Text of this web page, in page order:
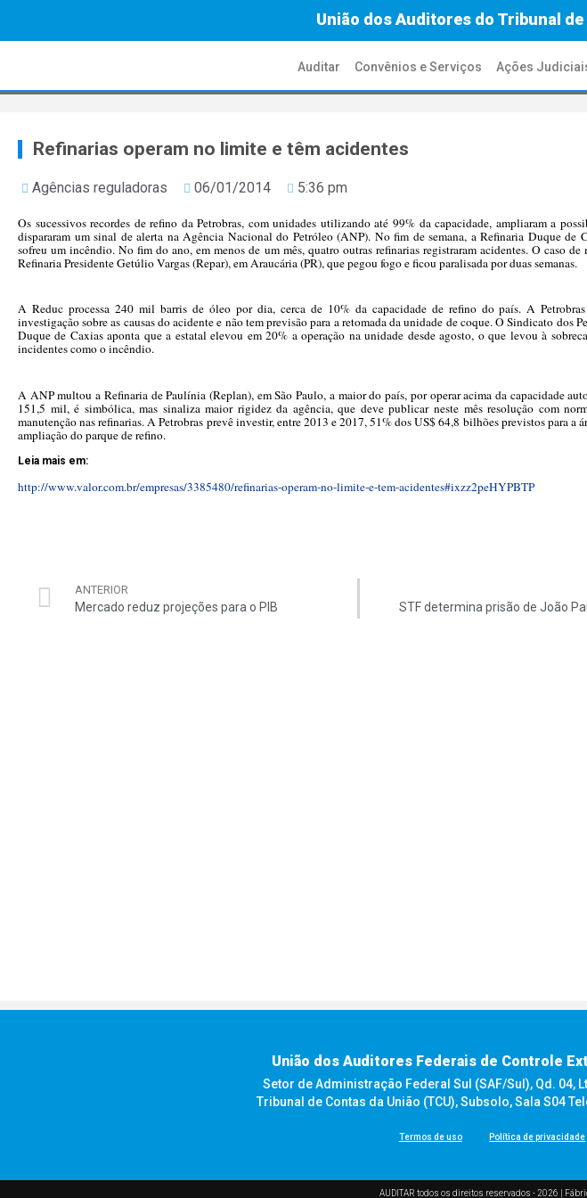
União dos Auditores do Tribunal de
Auditar Convênios e Serviços Ações
Refinarias operam no limite e têm acidentes
Agências reguladoras 06/01/2014 5:36 pm
Os sucessivos recordes de refino da Petrobras, com unidades utilizando até 99% da capacidade, ampliaram a
dispararam um sinal de alerta na Agência Nacional do Petróleo (ANP). No fim de semana, a Refinaria Duque de
sofreu um incêndio. No fim do ano, em menos de um mês, quatro outras refinarias registraram acidentes. O caso
Refinaria Presidente Getúlio Vargas (Repar), em Araucária (PR), que pegou fogo e ficou paralisada por duas semanas.
A Reduc processa 240 mil barris de óleo por dia, cerca de 10% da capacidade de refino do país. A
investigação sobre as causas do acidente e não tem previsão para a retomada da unidade de coque. O Sindicato dos
Duque de Caxias aponta que a estatal elevou em 20% a operação na unidade desde agosto, o que levou à
incidentes como o incêndio.
A ANP multou a Refinaria de Paulínia (Replan), em São Paulo, a maior do país, por operar acima da capacidade
151,5 mil, é simbólica, mas sinaliza maior rigidez da agência, que deve publicar neste mês resolução com
manutenção nas refinarias. A Petrobras prevê investir, entre 2013 e 2017, 51% dos US$ 64,8 bilhões previstos para a
ampliação do parque de refino.
Leia mais em:
http://www.valor.com.br/empresas/3385480/refinarias-operam-no-limite-e-tem-acidentes#ixzz2peHYPBTP
ANTERIOR
Mercado reduz projeções para o PIB STF determina prisão de João
União dos Auditores Federais de Controle
Setor de Administração Federal Sul (SAF/Sul), Qd. 04,
Tribunal de Contas da União (TCU), Subsolo, Sala S04
Termos de uso Política de privacidade
AUDITAR todos os direitos reservados - 2026 |